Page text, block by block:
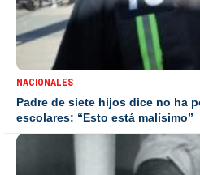
NACIONALES
Padre de siete hijos dice no ha
escolares: “Esto está malísimo”